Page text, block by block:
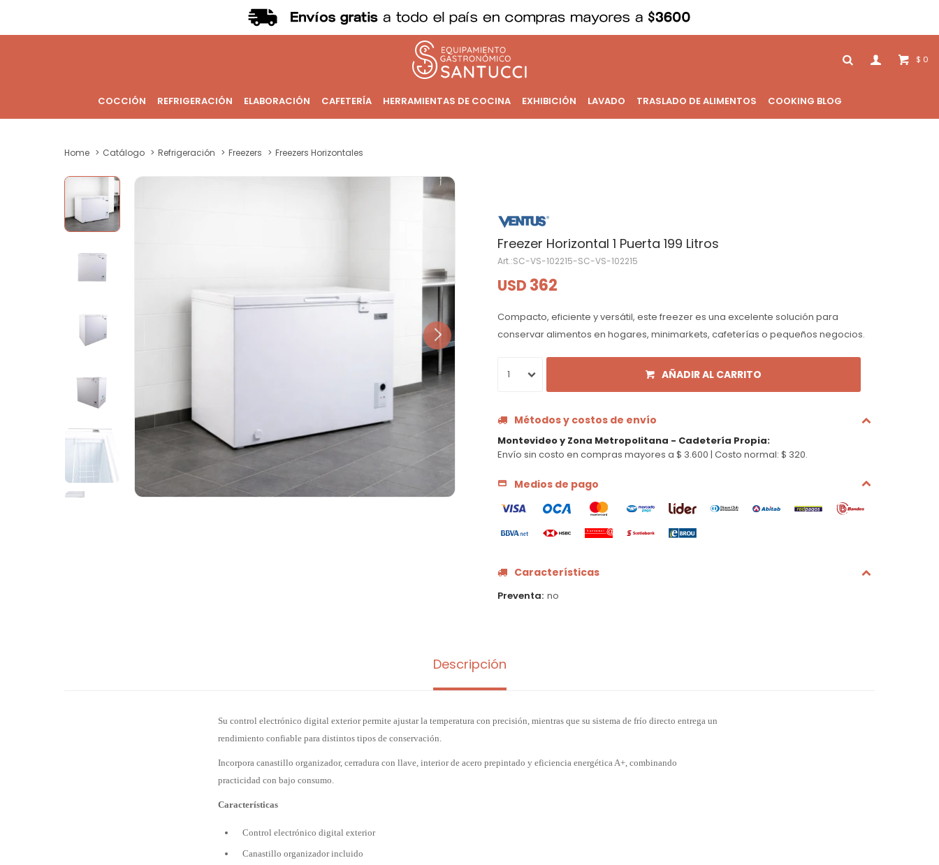
COCCIÓN REFRIGERACIÓN ELABORACIÓN CAFETERÍA HERRAMIENTAS DE COCINA EXHIBICIÓN LAVADO TRASLADO DE ALIMENTOS COOKING BLOG
$ 0
Home Catálogo Refrigeración Freezers Freezers Horizontales
Freezer Horizontal 1 Puerta 199 Litros
SC-VS-102215-SC-VS-102215
USD 362
Compacto, eficiente y versátil, este freezer es una excelente solución para
conservar alimentos en hogares, minimarkets, cafeterías o pequeños negocios.
1 AÑADIR AL CARRITO
Métodos y costos de envío
Montevideo y Zona Metropolitana - Cadetería Propia:
Envío sin costo en compras mayores a $ 3.600 | Costo normal: $ 320.
Medios de pago
Características
Preventa no
Descripción
Su control electrónico digital exterior permite ajustar la temperatura con precisión, mientras que su sistema de frío directo entrega un
rendimiento confiable para distintos tipos de conservación.
Incorpora canastillo organizador, cerradura con llave, interior de acero prepintado y eficiencia energética A+, combinando
practicidad con bajo consumo.
Características
Control electrónico digital exterior
Canastillo organizador incluido